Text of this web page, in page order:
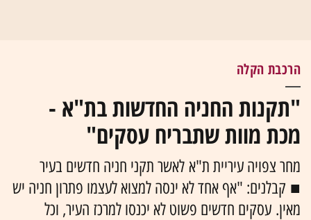
הרכבת הקלה
"תקנות החניה החדשות בת"א -
מכת מוות שתבריח עסקים"
מחר צפויה עיריית ת"א לאשר תקני חניה חדשים בעיר
■ קבלנים: "אף אחד לא ינסה למצוא לעצמו פתרון חניה יש
מאין. עסקים חדשים פשוט לא יכנסו למרכז העיר, וכל